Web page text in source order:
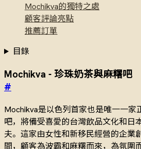
Mochikva的獨特之處
顧客評論亮點
推薦訂單
目錄
Mochikva - 珍珠奶茶與麻糬吧
#
Mochikva是以色列首家也是唯一一家
吧，將備受喜愛的台灣飲品文化和日
夫。這家由女性和新移民經營的企業
間，顧客為波霸和麻糬而來，為氛圍